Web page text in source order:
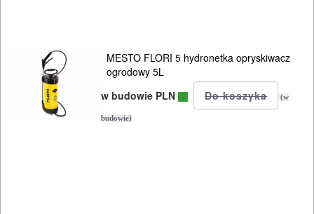
Tarcze
diamentowe
Koronki
MESTO FLORI 5 hydronetka opryskiwacz
ogrodowy 5L
w budowie PLN
(w
budowie)